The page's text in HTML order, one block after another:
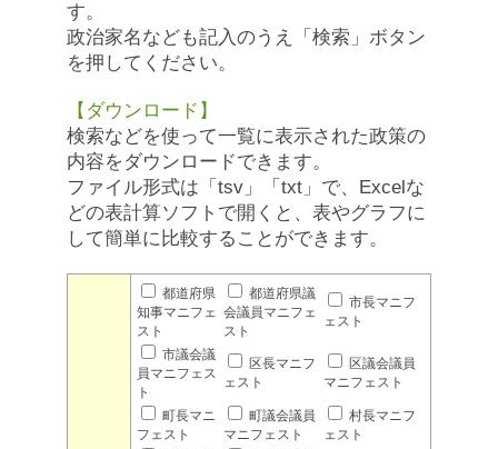
す。
政治家名なども記入のうえ「検索」ボタン
を押してください。
【ダウンロード】
検索などを使って一覧に表示された政策の
内容をダウンロードできます。
ファイル形式は「tsv」「txt」で、Excelな
どの表計算ソフトで開くと、表やグラフに
して簡単に比較することができます。
都道府県
知事マニフェ
スト
都道府県議
会議員マニフェ
スト
市長マニフ
ェスト
市議会議
員マニフェス
ト
区長マニフ
ェスト
区議会議員
マニフェスト
町長マニ
フェスト
町議会議員
マニフェスト
村長マニフ
ェスト